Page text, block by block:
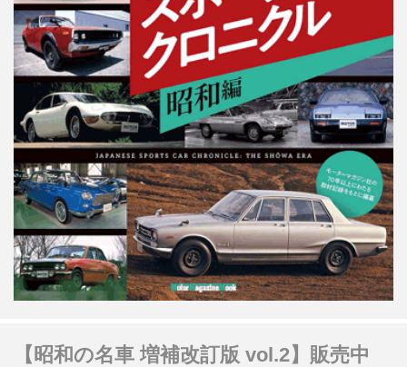
【昭和の名車 増補改訂版 vol.2】販売中